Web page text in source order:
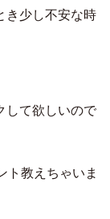
き少し不安な時
して欲しいので
ト教えちゃいま